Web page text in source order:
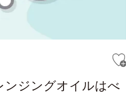
ンジングオイルはべ